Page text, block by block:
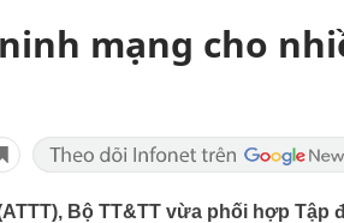
mạng cho
Bộ TT&TT vừa phối hợp